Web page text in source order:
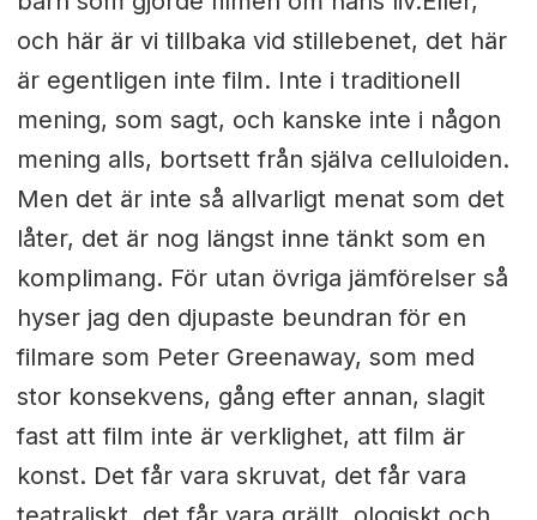
och här är vi tillbaka vid stillebenet, det här
är egentligen inte film. Inte i traditionell
mening, som sagt, och kanske inte i någon
mening alls, bortsett från själva celluloiden.
Men det är inte så allvarligt menat som det
låter, det är nog längst inne tänkt som en
komplimang. För utan övriga jämförelser så
hyser jag den djupaste beundran för en
filmare som Peter Greenaway, som med
stor konsekvens, gång efter annan, slagit
fast att film inte är verklighet, att film är
konst. Det får vara skruvat, det får vara